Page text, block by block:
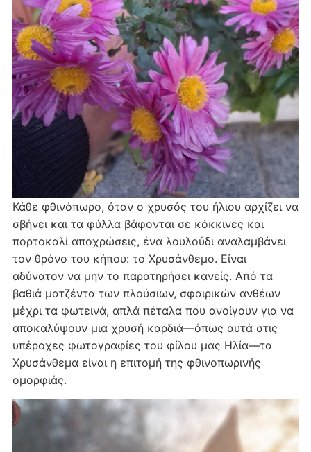
Κάθε φθινόπωρο, όταν ο χρυσός του ήλιου αρχίζει να
σβήνει και τα φύλλα βάφονται σε κόκκινες και
πορτοκαλί αποχρώσεις, ένα λουλούδι αναλαμβάνει
τον θρόνο του κήπου: το Χρυσάνθεμο. Είναι
αδύνατον να μην το παρατηρήσει κανείς. Από τα
βαθιά ματζέντα των πλούσιων, σφαιρικών ανθέων
μέχρι τα φωτεινά, απλά πέταλα που ανοίγουν για να
αποκαλύψουν μια χρυσή καρδιά—όπως αυτά στις
υπέροχες φωτογραφίες του φίλου μας Ηλία—τα
Χρυσάνθεμα είναι η επιτομή της φθινοπωρινής
ομορφιάς.